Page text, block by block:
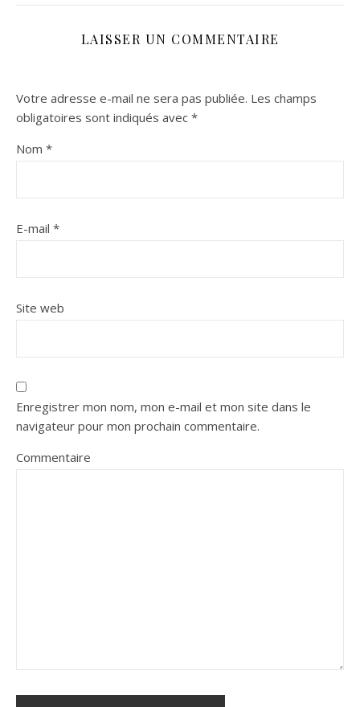
LAISSER UN COMMENTAIRE
Votre adresse e-mail ne sera pas publiée. Les champs
obligatoires sont indiqués avec *
Nom *
E-mail *
Site web
Enregistrer mon nom, mon e-mail et mon site dans le
navigateur pour mon prochain commentaire.
Commentaire